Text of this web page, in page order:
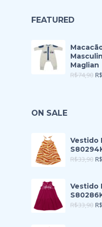
FEATURED
Maglian
R$74,90 R$
ON SALE
Vestido
R$33,90 R$
Vestido
R$33,90 R$